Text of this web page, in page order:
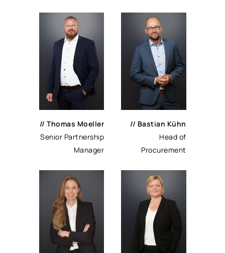
// Thomas Moeller
Senior Partnership
Manager
// Bastian Kühn
Head of
Procurement